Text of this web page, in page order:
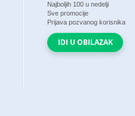
Najboljih 100 u nedelji
Sve promocije
Prijava pozvanog korisnika
IDI U OBILAZAK